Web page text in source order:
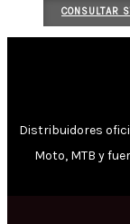
CONSULTAR
Distribuidores
Moto, MTB y